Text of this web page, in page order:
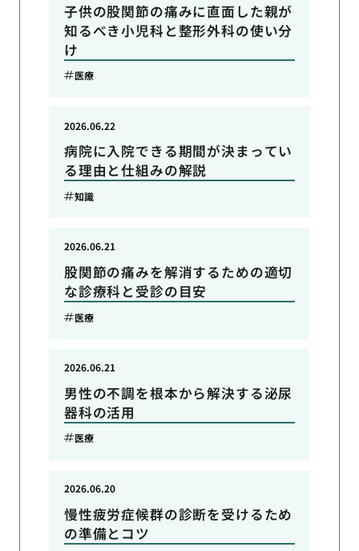
子供の股関節の痛みに直面した親が
知るべき小児科と整形外科の使い分
け
医療
病院に入院できる期間が決まってい
る理由と仕組みの解説
2026.06.22
知識
股関節の痛みを解消するための適切
な診療科と受診の目安
2026.06.21
医療
男性の不調を根本から解決する泌尿
器科の活用
2026.06.21
医療
慢性疲労症候群の診断を受けるため
の準備とコツ
2026.06.20